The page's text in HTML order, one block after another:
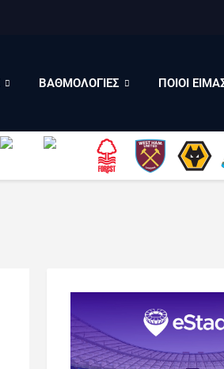
ΒΑΘΜΟΛΟΓΙΕΣ ΠΟΙΟΙ